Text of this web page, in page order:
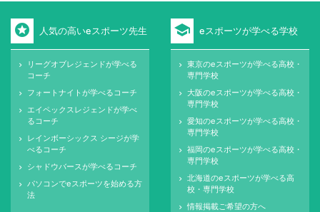
stars 人気の高いeスポーツ先生
keyboard_arrow_right
リーグオブレジェンドが学べる
コーチ
keyboard_arrow_right フォートナイトが学べるコーチ
keyboard_arrow_right
エイペックスレジェンドが学べ
るコーチ
keyboard_arrow_right
レインボーシックス シージが学
べるコーチ
keyboard_arrow_right シャドウバースが学べるコーチ
keyboard_arrow_right
パソコンでeスポーツを始める方
法
school eスポーツが学べる学校
keyboard_arrow_right
東京のeスポーツが学べる高校・
専門学校
keyboard_arrow_right
大阪のeスポーツが学べる高校・
専門学校
keyboard_arrow_right
愛知のeスポーツが学べる高校・
専門学校
keyboard_arrow_right
福岡のeスポーツが学べる高校・
専門学校
keyboard_arrow_right
北海道のeスポーツが学べる高
校・専門学校
keyboard_arrow_right 情報掲載ご希望の方へ